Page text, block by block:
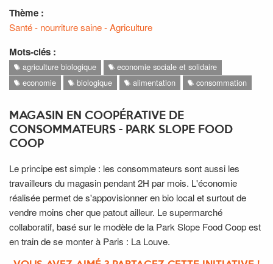
Thème :
Santé - nourriture saine - Agriculture
Mots-clés :
agriculture biologique
economie sociale et solidaire
economie
biologique alimentation consommation
MAGASIN EN COOPÉRATIVE DE
CONSOMMATEURS - PARK SLOPE FOOD
COOP
Le principe est simple : les consommateurs sont aussi les
travailleurs du magasin pendant 2H par mois. L'économie
réalisée permet de s'appovisionner en bio local et surtout de
vendre moins cher que patout ailleur. Le supermarché
collaboratif, basé sur le modèle de la Park Slope Food Coop est
en train de se monter à Paris : La Louve.